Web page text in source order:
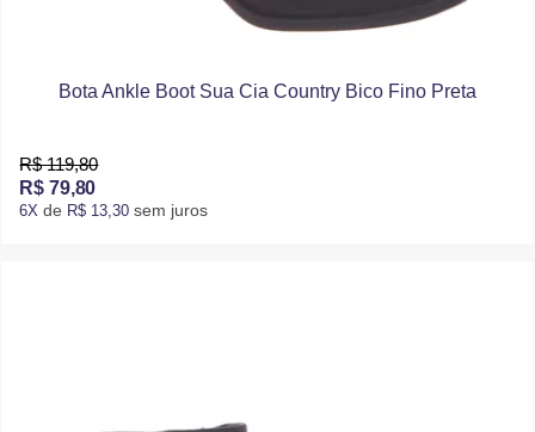
Bota Ankle Boot Sua Cia Country Bico Fino Preta
R$ 119,80
R$ 79,80
6X de R$ 13,30 sem juros